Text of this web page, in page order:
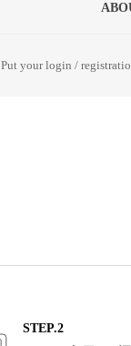
Put your login /
STEP.2